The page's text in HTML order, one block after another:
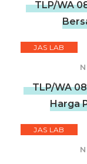
TLP/WA
JAS LAB
TLP/WA
Harga
JAS LAB